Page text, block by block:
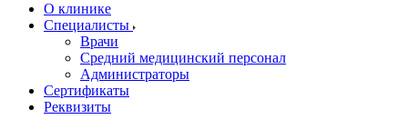
О клинике
Специалисты
Врачи
Средний медицинский персонал
Администраторы
Сертификаты
Реквизиты